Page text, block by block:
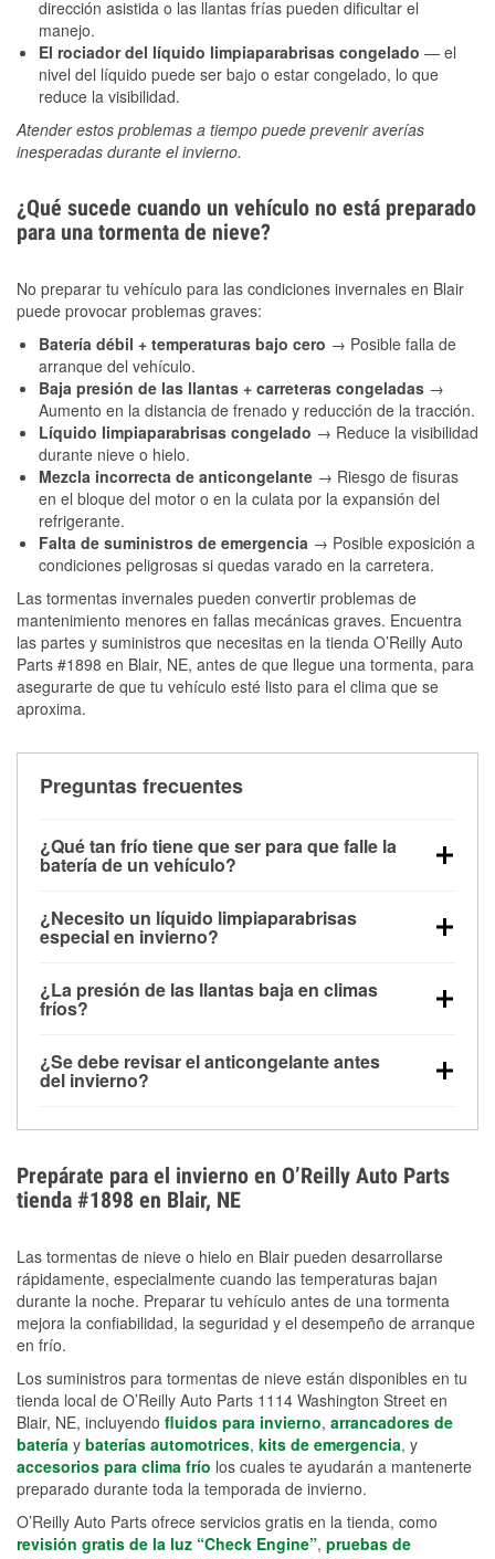
dirección asistida o las llantas frías pueden dificultar el
manejo.
El rociador del líquido limpiaparabrisas congelado — el
nivel del líquido puede ser bajo o estar congelado, lo que
reduce la visibilidad.
Atender estos problemas a tiempo puede prevenir averías
inesperadas durante el invierno.
¿Qué sucede cuando un vehículo no está preparado
para una tormenta de nieve?
No preparar tu vehículo para las condiciones invernales en Blair
puede provocar problemas graves:
Batería débil + temperaturas bajo cero → Posible falla de
arranque del vehículo.
Baja presión de las llantas + carreteras congeladas →
Aumento en la distancia de frenado y reducción de la tracción.
Líquido limpiaparabrisas congelado → Reduce la visibilidad
durante nieve o hielo.
Mezcla incorrecta de anticongelante → Riesgo de fisuras
en el bloque del motor o en la culata por la expansión del
refrigerante.
Falta de suministros de emergencia → Posible exposición a
condiciones peligrosas si quedas varado en la carretera.
Las tormentas invernales pueden convertir problemas de
mantenimiento menores en fallas mecánicas graves. Encuentra
las partes y suministros que necesitas en la tienda O’Reilly Auto
Parts #1898 en Blair, NE, antes de que llegue una tormenta, para
asegurarte de que tu vehículo esté listo para el clima que se
aproxima.
Preguntas frecuentes
¿Qué tan frío tiene que ser para que falle la
batería de un vehículo?
debajo de los 32 °F y puede perder hasta la mitad de
su potencia de arranque cerca de los 0 °F, lo que
arranque.
¿Necesito un líquido limpiaparabrisas
especial en invierno?
la congelación y ayuda a disolver la sal y la nieve
derretida en la carretera para mejorar la visibilidad.
¿La presión de las llantas baja en climas
fríos?
alrededor de 1 PSI por cada 10 °F que baja la
temperatura. Puedes obtener más información sobre
¿Se debe revisar el anticongelante antes
del invierno?
el sobrecalentamiento en condiciones de frío
extremo. Aprende cómo comprobar la protección
anticongelante en nuestra sección How-To.
Prepárate para el invierno en O’Reilly Auto Parts
tienda #1898 en Blair, NE
Las tormentas de nieve o hielo en Blair pueden desarrollarse
rápidamente, especialmente cuando las temperaturas bajan
durante la noche. Preparar tu vehículo antes de una tormenta
mejora la confiabilidad, la seguridad y el desempeño de arranque
en frío.
Los suministros para tormentas de nieve están disponibles en tu
tienda local de O’Reilly Auto Parts 1114 Washington Street en
Blair, NE, incluyendo fluidos para invierno, arrancadores de
batería y baterías automotrices, kits de emergencia, y
accesorios para clima frío los cuales te ayudarán a mantenerte
preparado durante toda la temporada de invierno.
O’Reilly Auto Parts ofrece servicios gratis en la tienda, como
revisión gratis de la luz “Check Engine”, pruebas de